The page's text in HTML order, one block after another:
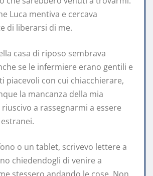
Luca mentiva e cercava
di liberarsi di me.
casa di riposo sembrava
se le infermiere erano gentili e
piacevoli con cui chiacchierare,
la mancanza della mia
a rassegnarmi a essere
o un tablet, scrivevo lettere a
chiedendogli di venire a